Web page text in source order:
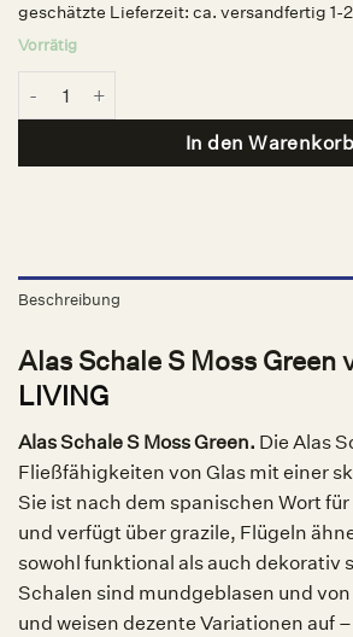
geschätzte Lieferzeit: ca. versandfertig 1-
Vorrätig
In den Warenkorb
Beschreibung
Alas Schale S Moss Green
LIVING
Alas Schale S Moss Green. Die Alas
Fließfähigkeiten von Glas mit einer
Sie ist nach dem spanischen Wort
und verfügt über grazile, Flügeln
sowohl funktional als auch dekorativ
Schalen sind mundgeblasen und
und weisen dezente Variationen auf